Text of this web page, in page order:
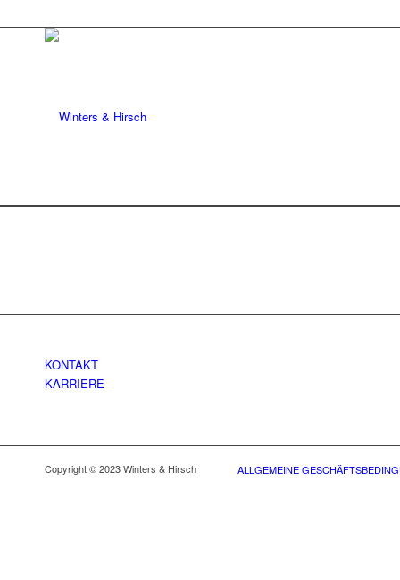
KONTAKT
KARRIERE
Copyright © 2023 Winters & Hirsch ALLGEMEINE